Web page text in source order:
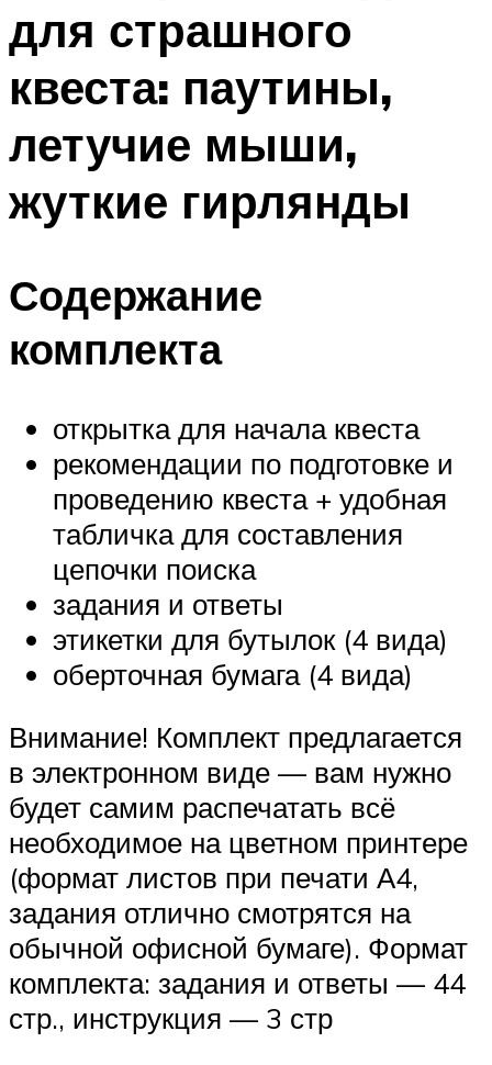
Меню
для страшного
квеста: паутины,
летучие мыши,
жуткие гирлянды
Содержание
комплекта
открытка для начала квеста
рекомендации по подготовке и
проведению квеста + удобная
табличка для составления
цепочки поиска
задания и ответы
этикетки для бутылок (4 вида)
оберточная бумага (4 вида)
Внимание! Комплект предлагается
в электронном виде — вам нужно
будет самим распечатать всё
необходимое на цветном принтере
(формат листов при печати А4,
задания отлично смотрятся на
обычной офисной бумаге). Формат
комплекта: задания и ответы — 44
стр., инструкция — 3 стр